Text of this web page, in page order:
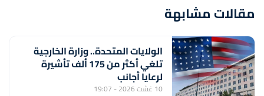
مقالات مشابهة
الولايات المتحدة.. وزارة الخارجية
تلغي أكثر من 175 ألف تأشيرة
لرعايا أجانب
10 غشت 2026 - 19:07